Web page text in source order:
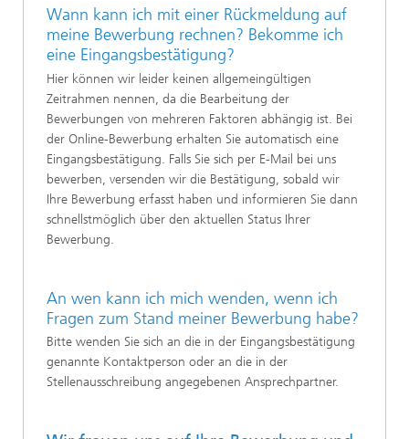
Wann kann ich mit einer Rückmeldung auf
meine Bewerbung rechnen? Bekomme ich
eine Eingangsbestätigung?
Hier können wir leider keinen allgemeingültigen
Zeitrahmen nennen, da die Bearbeitung der
Bewerbungen von mehreren Faktoren abhängig ist. Bei
der Online-Bewerbung erhalten Sie automatisch eine
Eingangsbestätigung. Falls Sie sich per E-Mail bei uns
bewerben, versenden wir die Bestätigung, sobald wir
Ihre Bewerbung erfasst haben und informieren Sie dann
schnellstmöglich über den aktuellen Status Ihrer
Bewerbung.
An wen kann ich mich wenden, wenn ich
Fragen zum Stand meiner Bewerbung habe?
Bitte wenden Sie sich an die in der Eingangsbestätigung
genannte Kontaktperson oder an die in der
Stellenausschreibung angegebenen Ansprechpartner.